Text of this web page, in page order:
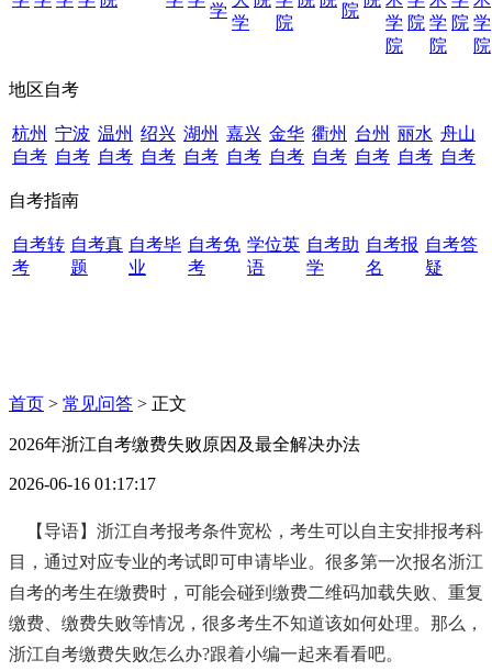
学
学
院
院
学
院
院 学
院
院 学
院
地区自考
杭州
自考
宁波
自考
温州
自考
绍兴
自考
湖州
自考
嘉兴
自考
金华
自考
衢州
自考
台州
自考
丽水
自考
舟山
自考
自考指南
自考转
考
自考真
题
自考毕
业
自考免
考
学位英
语
自考助
学
自考报
名
自考答
疑
首页 > 常见问答 > 正文
2026年浙江自考缴费失败原因及最全解决办法
2026-06-16 01:17:17
【导语】浙江自考报考条件宽松，考生可以自主安排报考科
目，通过对应专业的考试即可申请毕业。很多第一次报名浙江
自考的考生在缴费时，可能会碰到缴费二维码加载失败、重复
缴费、缴费失败等情况，很多考生不知道该如何处理。那么，
浙江自考缴费失败怎么办?跟着小编一起来看看吧。